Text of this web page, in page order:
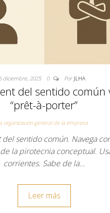
diciembre, 2025 0 Por JLHA
del sentido común
“prêt-à-porter”
organización general de la empresa
del sentido común. Navega
la pirotecnia conceptual.
corrientes. Sabe de la…
Leer más